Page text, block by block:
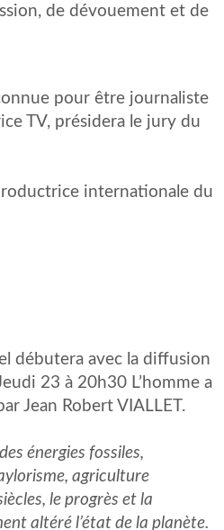
de dévouement et de
pour être journaliste
TV, présidera le jury du
internationale du
débutera avec la diffusion
23 à 20h30 L’homme a
Jean Robert VIALLET.
énergies fossiles,
agriculture
le progrès et la
altéré l’état de la planète.